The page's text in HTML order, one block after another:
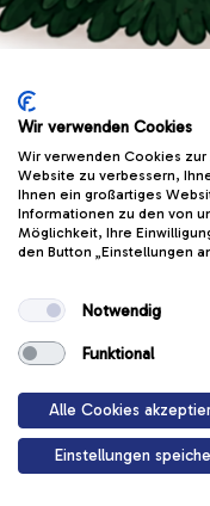
Wir verwenden Cookies
Wir verwenden Cookies
Website zu verbessern,
Ihnen ein großartiges
Informationen zu den von
Möglichkeit, Ihre
den Button „Einstellungen
Notwendig
Funktional
Alle Cookies
Einstellungen
Kerzen
Start